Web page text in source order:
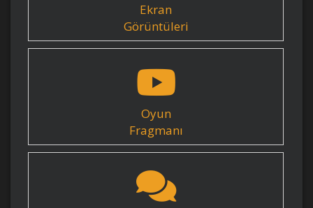
Ekran
Görüntüleri
Oyun
Fragmanı